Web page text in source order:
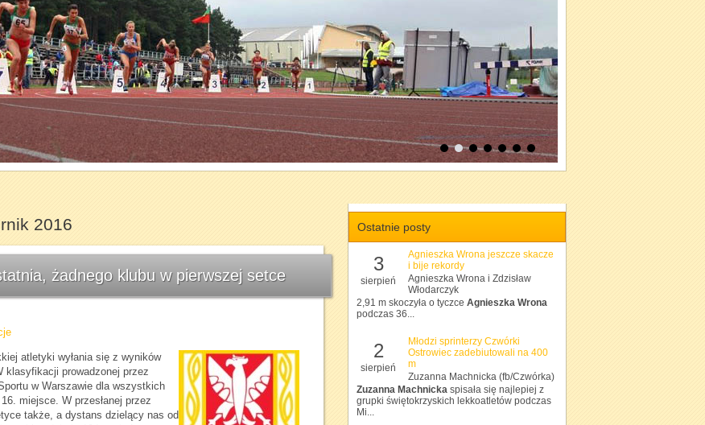
1 2 3 5 6 7
Ostatnie posty
3
sierpień
Agnieszka Wrona jeszcze skacze
i bije rekordy
Agnieszka Wrona i Zdzisław
Włodarczyk
2,91 m skoczyła o tyczce Agnieszka Wrona
podczas 36...
2
sierpień
Młodzi sprinterzy Czwórki
Ostrowiec zadebiutowali na 400
m
Zuzanna Machnicka (fb/Czwórka)
Zuzanna Machnicka spisała się najlepiej z
grupki świętokrzyskich lekkoatletów podczas
Mi...
2016
żadnego klubu w pierwszej setce
atletyki wyłania się z wyników
klasyfikacji prowadzonej przez
w Warszawie dla wszystkich
miejsce. W przesłanej przez
także, a dystans dzielący nas od